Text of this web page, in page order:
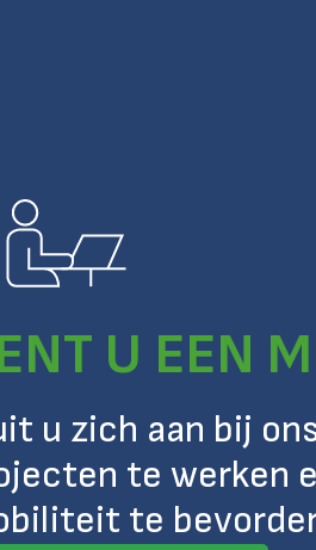
U EEN
u zich aan bij
te werken
te